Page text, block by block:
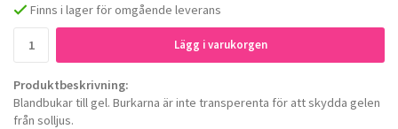
Finns i lager för omgående leverans
Lägg i varukorgen
Produktbeskrivning:
Blandbukar till gel. Burkarna är inte transperenta för att skydda gelen
från solljus.